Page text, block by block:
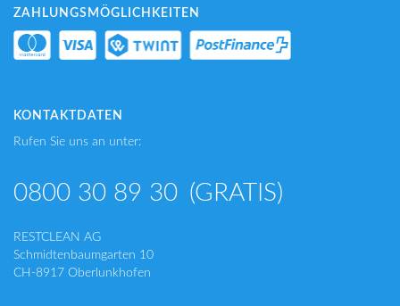
ZAHLUNGSMÖGLICHKEITEN
KONTAKTDATEN
Rufen Sie uns an unter:
0800 30 89 30 (GRATIS)
RESTCLEAN AG
Schmidtenbaumgarten 10
CH-8917 Oberlunkhofen